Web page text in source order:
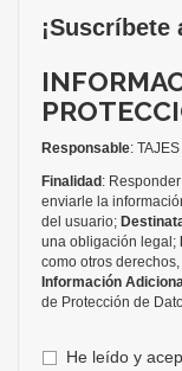
Responsable:
Finalidad :
enviarle la
del usuario;
una obligación legal;
como otros
Información Adicional
de Protección de
He leído y